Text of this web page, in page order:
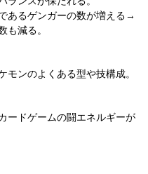
るゲンガーの数が増える→
も減る。
モンのよくある型や技構成。
ードゲームの闘エネルギーが